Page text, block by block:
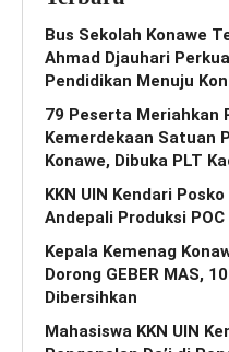
Bus Sekolah Konawe
Ahmad Djauhari
Pendidikan Menuju
79 Peserta Meriahkan
Kemerdekaan Satuan
Konawe, Dibuka PLT
KKN UIN Kendari
Andepali Produksi POC
Kepala Kemenag
Dorong GEBER MAS,
Dibersihkan
Mahasiswa KKN UIN